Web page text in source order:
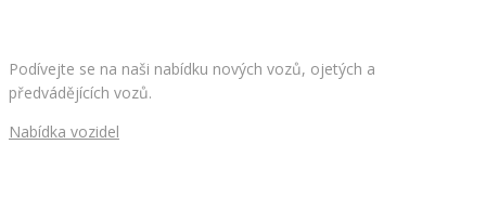
Podívejte se na naši nabídku nových vozů, ojetých a
předvádějících vozů.
Nabídka vozidel